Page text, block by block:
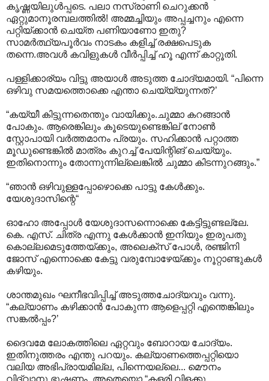
കൃഷ്ണയിലുള്‍പ്പടെ. പലാ നസ്രാണി ചെറുക്കന്‍
ഏറ്റുമാനൂരമ്പലത്തില്‍! അമ്മച്ചിയും അപ്പച്ചനും എന്നെ
പറ്റിയ്ക്കാന്‍ ചെയ്ത പണിയാണോ ഇതു?
സാമര്‍ത്ഥ്യപൂര്‍വം നാടകം കളിച്ച് രക്ഷപെടുക
തന്നെ.അവള്‍ കവിളുകള്‍ വീര്‍പ്പിച്ച് ഹൂ എന്ന് കാറ്റൂതി.
പള്ളിക്കാര്യം വിട്ടു അയാള്‍ അടുത്ത ചോദ്യമായി. “പിന്നെ
ഒഴിവു സമയത്തൊക്കെ എന്താ ചെയ്യ്യുന്നത്?’
“കയ്യീ കിട്ടുന്നതെന്തും വായിക്കും.ചുമ്മാ കറങ്ങാന്‍
പോകും. ആരെങ്കിലും കൂടെയുണ്ടെങ്കില് നോണ്‍
സ്റ്റോപായി വര്‍ത്തമാനം പ്രയും. സഹിക്കാന്‍ പറ്റാത്ത
മൂഡുണ്ടെങ്കില്‍ മാത്രം കുറച്ച് പേയിന്റിങ് ചെയ്യും.
ഇതിനൊന്നും തോന്നുന്നില്ലെങ്കില്‍ ചുമ്മാ കിടന്നുറങ്ങും.”
“ഞാന്‍ ഒഴിവുള്ളപ്പോഴൊക്കെ പാട്ടു കേള്‍ക്കും.
യേശുദാസിന്റെ“
ഓഹോ അപ്പോള്‍ യേശുദാസന്നൊക്കെ കേട്ടിട്ടുണ്ടല്ലേ.
കെ. എസ്. ചിത്ര എന്നു കേള്‍ക്കാന്‍ ഇനിയും ഇരുപതു
കൊല്ലമെടുത്തേയ്ക്കും, അലെക്സ് പോള്‍, രഞ്ജിനി
ജോസ് എന്നൊക്കെ കേട്ടു വരുമ്പോഴേയ്ക്കും നൂറ്റാണ്ടുകള്‍‍
കഴിയും.
ശാന്തമുഖം ഘനീഭവിപ്പിച്ച് അടുത്തചോദ്യവും വന്നു.
“കല്യാണം കഴിക്കാന്‍ പോകുന്ന ആളെപ്പറ്റി എന്തെങ്കിലും
സങ്കല്‍പ്പം?’
ദൈവമേ ലോകത്തിലെ ഏറ്റവും ബോറായ ചോദ്യം.
ഇതിനുത്തരം എന്തു പറയും. കല്യാണത്തെപ്പറ്റിയൊ
വലിയ അഭിപ്രായമില്ല, പിന്നെയല്ലെ... മൌനം
വിദ്വാനു ഭൂഷണം. അതെയൊ “കളരി വിളക്കു